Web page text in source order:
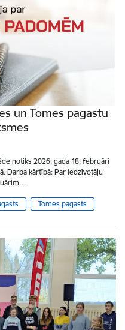
un Tomes pagastu
notiks 2026. gada 18. februārī
Darba kārtībā: Par iedzīvotāju
Tomes pagasts